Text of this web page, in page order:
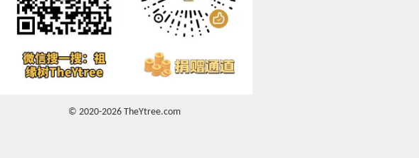
© 2020-2026 TheYtree.com